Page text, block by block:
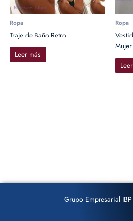
Ropa
Traje de Baño Retro
Leer más
Ropa
Mujer
Grupo Empresarial